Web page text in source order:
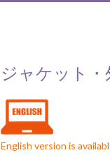
ジャケット・
English version is